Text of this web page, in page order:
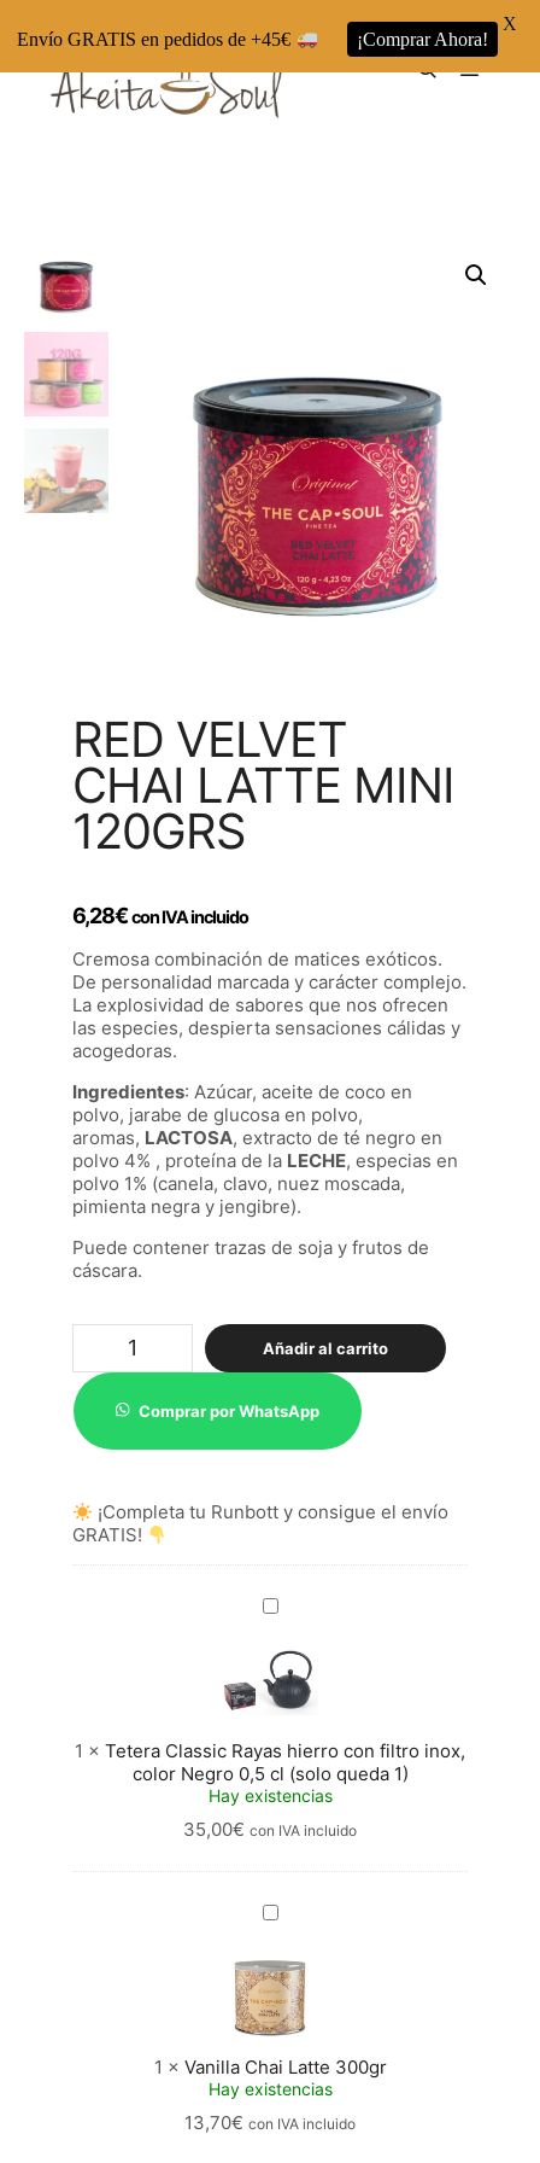
RED VELVET
CHAI LATTE MINI
120GRS
6,28€con IVA incluido
Cremosa combinación de matices exóticos.
De personalidad marcada y carácter complejo.
La explosividad de sabores que nos ofrecen
las especies, despierta sensaciones cálidas y
acogedoras.
Ingredientes: Azúcar, aceite de coco en
polvo, jarabe de glucosa en polvo,
aromas, LACTOSA, extracto de té negro en
polvo 4% , proteína de la LECHE, especias en
polvo 1% (canela, clavo, nuez moscada,
pimienta negra y jengibre).
Puede contener trazas de soja y frutos de
cáscara.
Chai
Latte
Mini
120grs
Añadir al carrito
Comprar por WhatsApp
¡Completa tu Runbott y consigue el envío
GRATIS!
Tetera
Rayas
hierro
con
inox,
color
Negro
cl
1)
1 × Tetera Classic Rayas hierro con filtro inox,
color Negro 0,5 cl (solo queda 1)
Hay existencias
35,00€ con IVA incluido
Vanilla
Latte
300gr
1 × Vanilla Chai Latte 300gr
Hay existencias
13,70€ con IVA incluido
Envío GRATIS en pedidos de +45€ ¡Comprar Ahora!
X